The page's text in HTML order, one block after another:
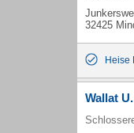
32425
Heise
Wallat